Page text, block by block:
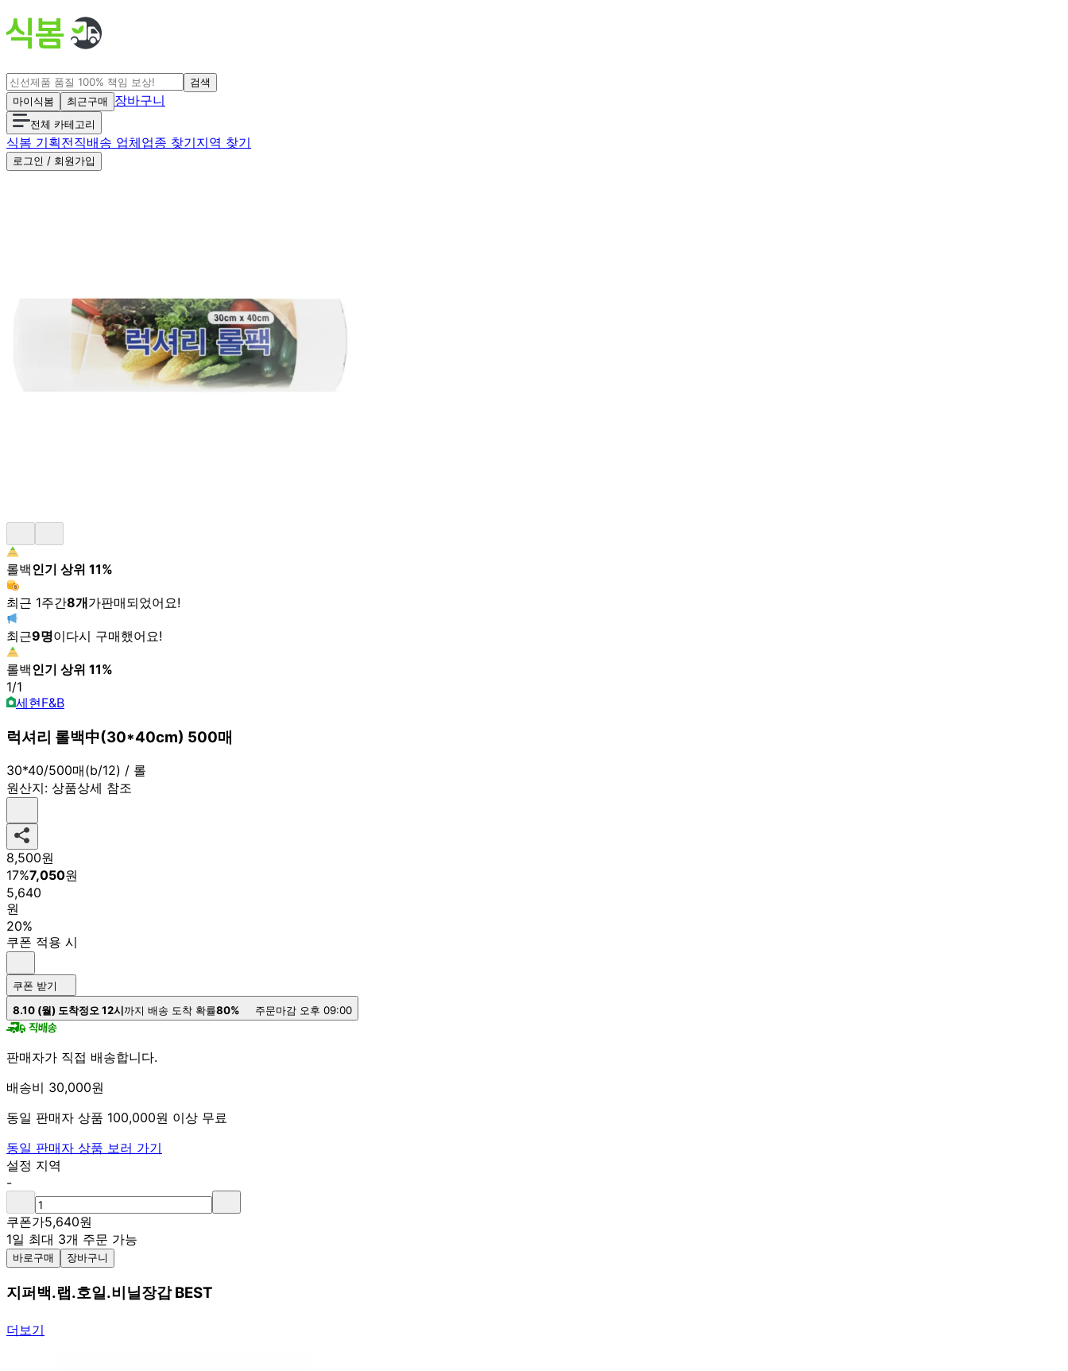
검색
마이식봄
최근구매 장바구니
전체 카테고리
식봄 기획전직배송 업체업종 찾기지역 찾기
로그인 / 회원가입
롤백인기 상위 11%
최근 1주간8개가판매되었어요!
최근9명이다시 구매했어요!
롤백인기 상위 11%
1/1
세현F&B
럭셔리 롤백中(30*40cm) 500매
30*40/500매(b/12) / 롤
원산지: 상품상세 참조
8,500원
17%7,050원
5,640
원
20%
쿠폰 적용 시
쿠폰 받기
8.10 (월) 도착정오 12시까지 배송 도착 확률80% 주문마감 오후 09:00
판매자가 직접 배송합니다.
배송비 30,000원
동일 판매자 상품 100,000원 이상 무료
동일 판매자 상품 보러 가기
설정 지역
-
쿠폰가5,640원
1일 최대 3개 주문 가능
바로구매 장바구니
지퍼백.랩.호일.비닐장갑 BEST
더보기